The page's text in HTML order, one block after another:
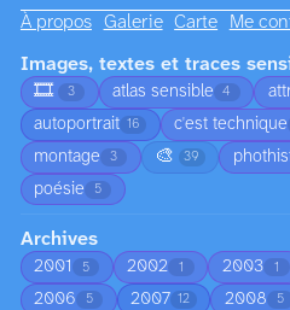
À propos Galerie Carte Me
Images, textes et traces
🎞️
3 atlas sensible 4
autoportrait 16 c'est technique
montage 3 🎨 39
poésie 5
Archives
2001 5 2002 1 2003 1
2006 5 2007 12 2008 5